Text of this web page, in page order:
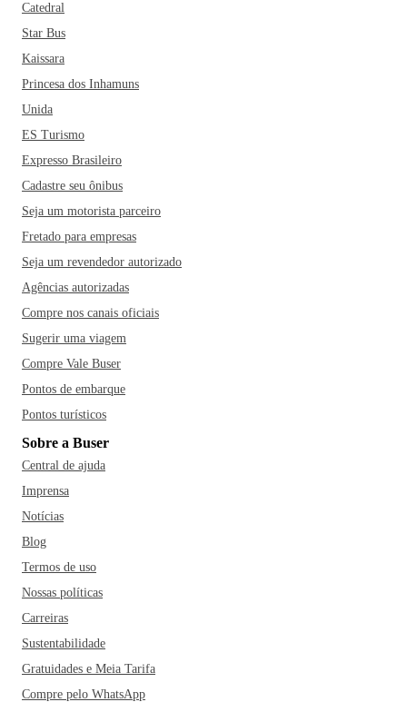
Catedral
Star Bus
Kaissara
Princesa dos Inhamuns
Unida
ES Turismo
Expresso Brasileiro
Cadastre seu ônibus
Seja um motorista parceiro
Fretado para empresas
Seja um revendedor autorizado
Agências autorizadas
Compre nos canais oficiais
Sugerir uma viagem
Compre Vale Buser
Pontos de embarque
Pontos turísticos
Sobre a Buser
Central de ajuda
Imprensa
Notícias
Blog
Termos de uso
Nossas políticas
Carreiras
Sustentabilidade
Gratuidades e Meia Tarifa
Compre pelo WhatsApp